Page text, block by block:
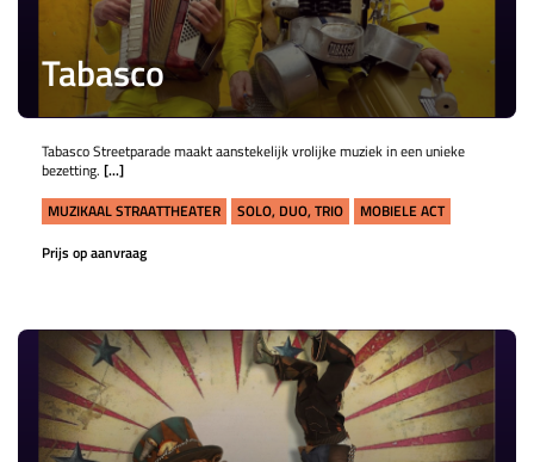
Tabasco
Tabasco Streetparade maakt aanstekelijk vrolijke muziek in een unieke
bezetting. [...]
MUZIKAAL STRAATTHEATER
SOLO, DUO, TRIO
MOBIELE ACT
Prijs op aanvraag